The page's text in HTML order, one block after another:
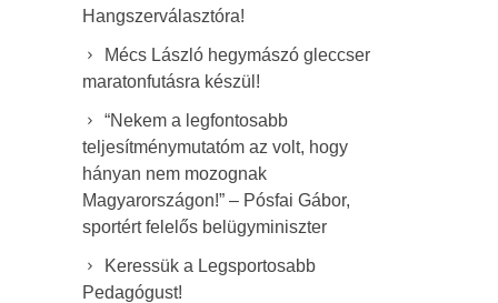
Hangszerválasztóra!
Mécs László hegymászó gleccser
maratonfutásra készül!
“Nekem a legfontosabb
teljesítménymutatóm az volt, hogy
hányan nem mozognak
Magyarországon!” – Pósfai Gábor,
sportért felelős belügyminiszter
Keressük a Legsportosabb
Pedagógust!